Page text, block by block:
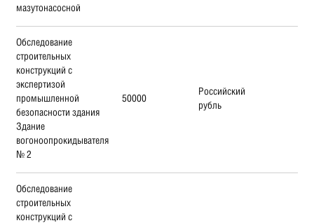
мазутонасосной
Обследование
строительных
конструкций с
экспертизой
промышленной
безопасности здания
Здание
вогоноопрокидывателя
№ 2
50000
Российский
рубль
Обследование
строительных
конструкций с